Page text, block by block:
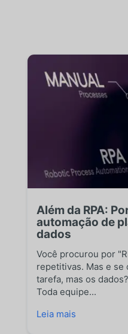
Além da RPA:
automação de
dados
Você procurou por
repetitivas. Mas e se
tarefa, mas os
Toda equipe...
Leia mais